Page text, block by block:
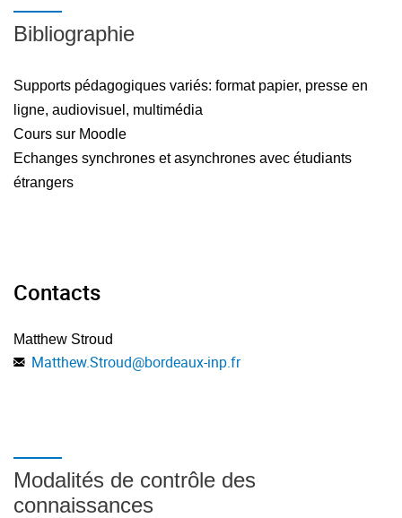
Bibliographie
Supports pédagogiques variés: format papier, presse en
ligne, audiovisuel, multimédia
Cours sur Moodle
Echanges synchrones et asynchrones avec étudiants
étrangers
Contacts
Matthew Stroud
Matthew.Stroud@bordeaux-inp.fr
Modalités de contrôle des
connaissances